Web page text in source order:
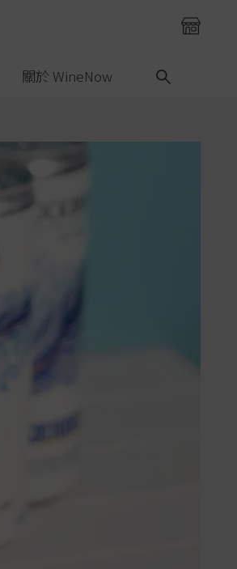
關於 WineNow